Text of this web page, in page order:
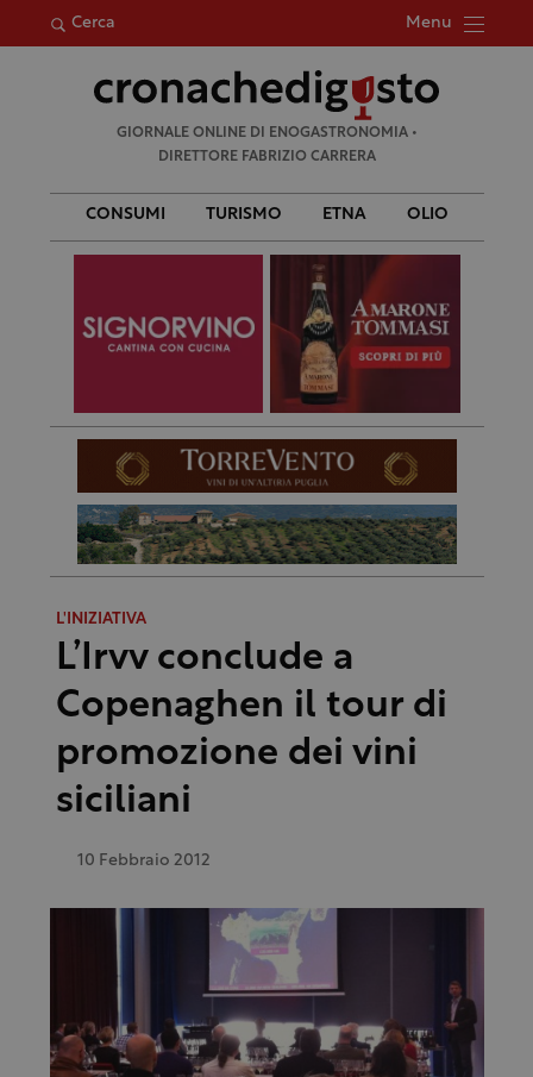
Cerca Menu
per:
GIORNALE ONLINE DI ENOGASTRONOMIA •
DIRETTORE FABRIZIO CARRERA
CONSUMI TURISMO ETNA OLIO
L'INIZIATIVA
L’Irvv conclude a
Copenaghen il tour di
promozione dei vini
siciliani
10 Febbraio 2012